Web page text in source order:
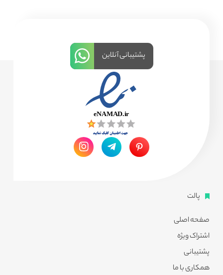
پالت
صفحه اصلی
اشتراک ویژه
پشتیبانی
همکاری با ما
پشتیبانی آنلاین